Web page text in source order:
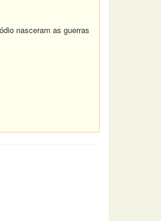
nasceram as guerras